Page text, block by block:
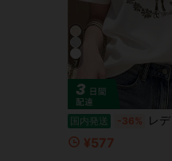
7
国内発送 -36% レディース夏新作デイリーカジュアルルーズラウンド
¥577